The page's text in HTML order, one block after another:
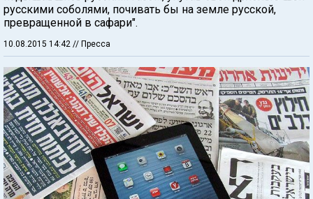
русскими соболями, почивать бы на земле русской,
превращенной в сафари".
10.08.2015 14:42 // Пресса